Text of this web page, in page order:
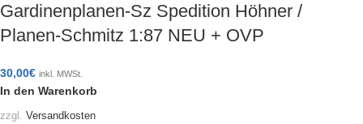
Gardinenplanen-Sz Spedition Höhner /
Planen-Schmitz 1:87 NEU + OVP
30,00€ inkl. MWSt.
In den Warenkorb
zzgl. Versandkosten